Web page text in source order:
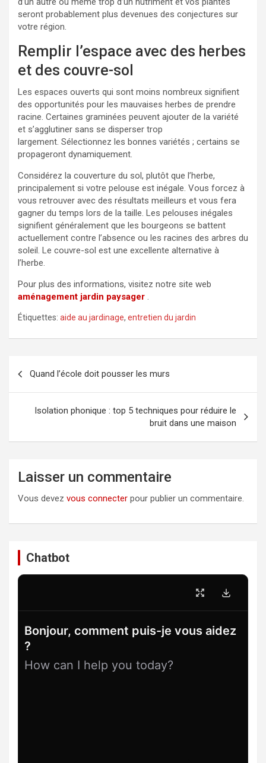
seront probablement plus devenues des conjectures sur
votre région.
Remplir l’espace avec des herbes
et des couvre-sol
Les espaces ouverts qui sont moins nombreux signifient
des opportunités pour les mauvaises herbes de prendre
racine. Certaines graminées peuvent ajouter de la variété
et s’agglutiner sans se disperser trop
largement. Sélectionnez les bonnes variétés ; certains se
propageront dynamiquement.
Considérez la couverture du sol, plutôt que l’herbe,
principalement si votre pelouse est inégale. Vous forcez à
vous retrouver avec des résultats meilleurs et vous fera
gagner du temps lors de la taille. Les pelouses inégales
signifient généralement que les bourgeons se battent
actuellement contre l’absence ou les racines des arbres du
soleil. Le couvre-sol est une excellente alternative à
l’herbe.
Pour plus des informations, visitez notre site web
aménagement jardin paysager .
Étiquettes: aide au jardinage, entretien du jardin
l’article
Quand l’école doit pousser les murs
Isolation phonique : top 5 techniques pour réduire le
bruit dans une maison
Laisser un commentaire
Vous devez vous connecter pour publier un commentaire.
Chatbot
Bonjour, comment puis-je vous aidez
?
How can I help you today?